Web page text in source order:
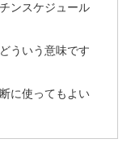
ンスケジュール
ういう意味です
に使ってもよい